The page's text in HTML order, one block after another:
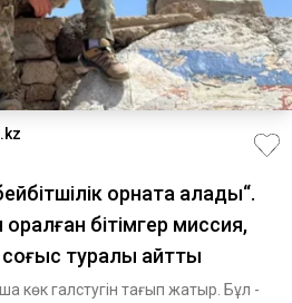
орната алады“.
бітімгер миссия,
соғыс туралы айтты
көк галстугін тағып жатыр. Бұл -